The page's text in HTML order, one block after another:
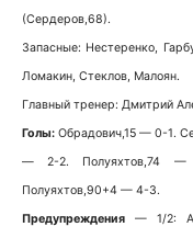
(Сердеров,68).
Запасные: Нестеренко,
Ломакин, Стеклов, Малоян.
Главный тренер: Дмитрий
Голы: Обрадович,15 — 0-1.
— 2-2. Полуяхтов,74 —
Полуяхтов,90+4 — 4-3.
Предупреждения — 1/2: